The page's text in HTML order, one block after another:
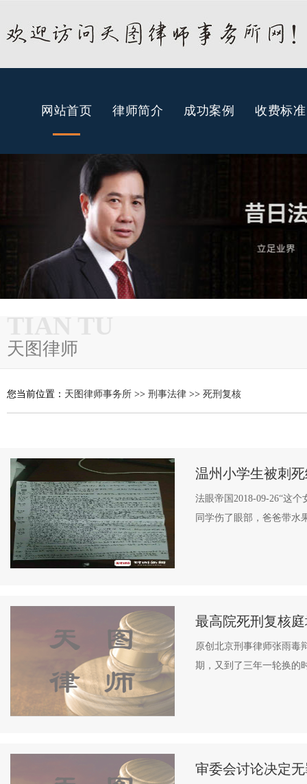
网站首页 律师简介 成功案例 收费标准
TIAN TU
天图律师
您当前位置： 天图律师事务所 >> 刑事法律 >> 死刑复核
温州小学生被刺
法眼帝国2018-09-26“这
同学伤了眼部，爸爸带水
最高院死刑复核
原创北京刑事律师张雨毒
期，又到了三年一轮换的
审委会讨论决定